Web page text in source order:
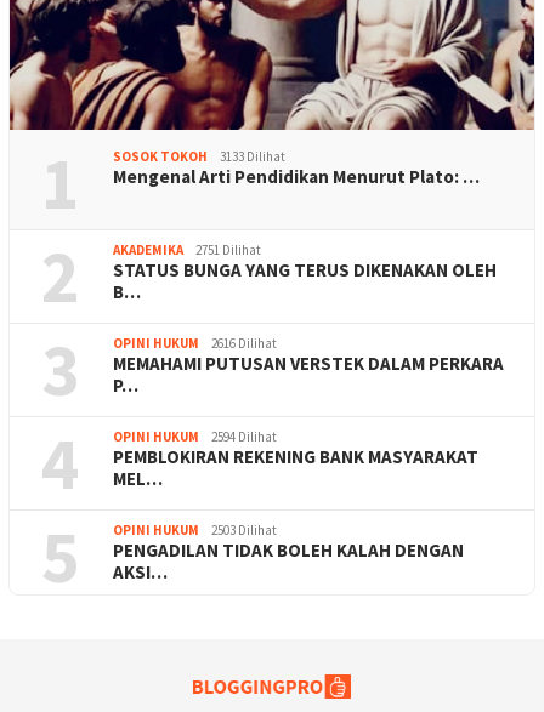
1 SOSOK TOKOH 3133 Dilihat
Mengenal Arti Pendidikan Menurut Plato: …
2 AKADEMIKA 2751 Dilihat
STATUS BUNGA YANG TERUS DIKENAKAN OLEH
B…
3 OPINI HUKUM 2616 Dilihat
MEMAHAMI PUTUSAN VERSTEK DALAM PERKARA
P…
4 OPINI HUKUM 2594 Dilihat
PEMBLOKIRAN REKENING BANK MASYARAKAT
MEL…
5 OPINI HUKUM 2503 Dilihat
PENGADILAN TIDAK BOLEH KALAH DENGAN
AKSI…